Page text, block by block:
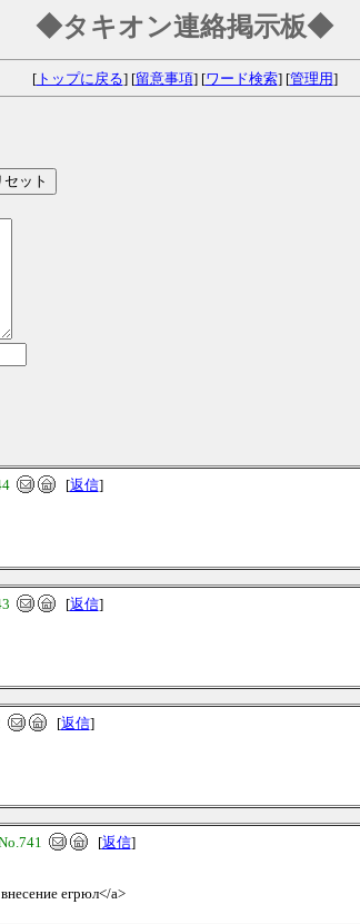
◆タキオン連絡掲示板◆
[トップに戻る] [留意事項] [ワード検索] [管理用]
[返信]
[返信]
[返信]
[返信]
егрюл</a>